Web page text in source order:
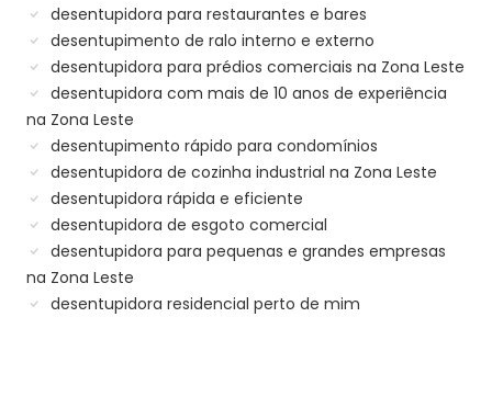
desentupidora para restaurantes e bares
desentupimento de ralo interno e externo
desentupidora para prédios comerciais na Zona Leste
desentupidora com mais de 10 anos de experiência
na Zona Leste
desentupimento rápido para condomínios
desentupidora de cozinha industrial na Zona Leste
desentupidora rápida e eficiente
desentupidora de esgoto comercial
desentupidora para pequenas e grandes empresas
na Zona Leste
desentupidora residencial perto de mim